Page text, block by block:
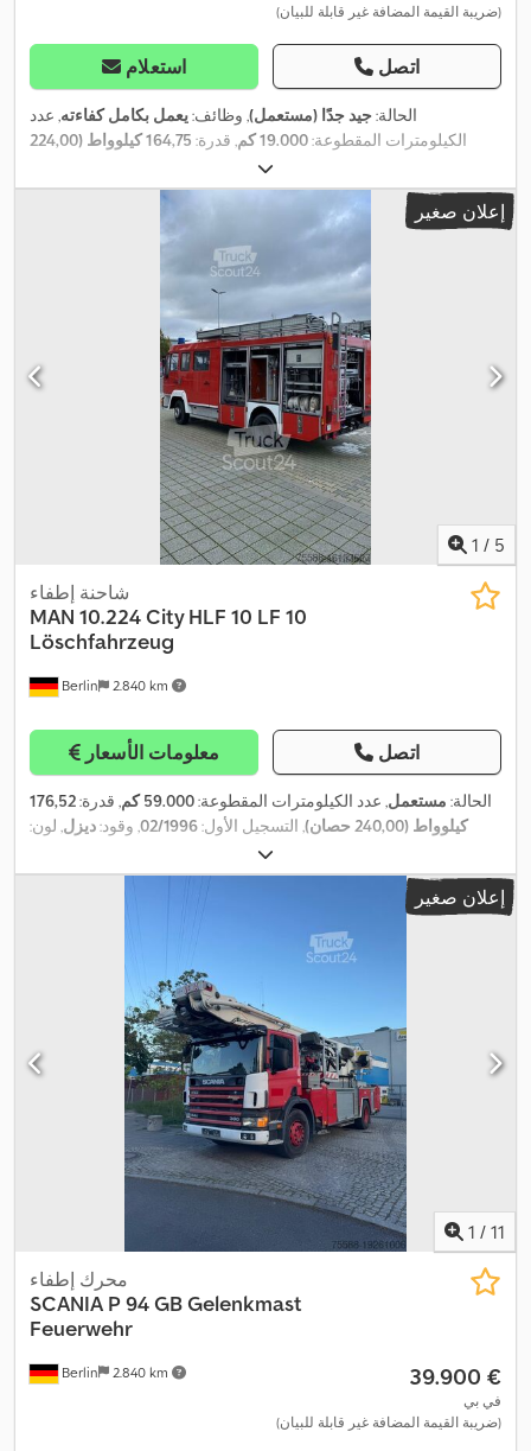
(ضريبة القيمة المضافة غير قابلة للبيان)
استعلام اتصل
الحالة:جيد جدًا (مستعمل), وظائف:يعمل بكامل كفاءته, عدد
الكيلومترات المقطوعة:19.000 كم , قدرة:
164,75 كيلوواط (224,00
12/1998
قاعدة العجلات:3.600 مم , وقود:ديزل, لون:أحمر, كابينة السائق:آخر, نوع
التروس:ميكانيكي , معدات:
أضواء الضباب, تسجيل الشاحنة, دفع رباعي,
قفل التروس التفاضلية, مصابيح أمامية إضافية, وصلات المقطورة
إعلان صغير
1 / 5
Berlin 2.840 km
شاحنة إطفاء
MAN 10.224 City HLF 10 LF 10
Löschfahrzeug
معلومات الأسعار اتصل
الحالة: مستعمل, عدد الكيلومترات المقطوعة:59.000 كم , قدرة:176,52
كيلوواط (240,00 حصان)
, التسجيل الأول:02/1996, وقود:ديزل, لون:
1996, معدات:
إعلان صغير
1 / 11
Berlin 2.840 km
محرك إطفاء
SCANIA P 94 GB Gelenkmast
Feuerwehr
‏39.900 €
في بي
(ضريبة القيمة المضافة غير قابلة للبيان)